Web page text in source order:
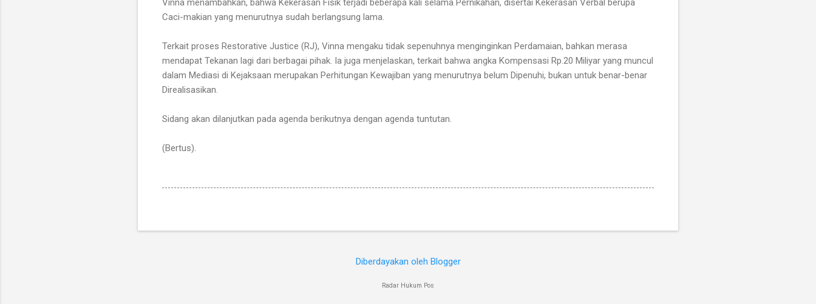
Vinna menambahkan, bahwa Kekerasan Fisik terjadi beberapa kali selama Pernikahan, disertai Kekerasan Verbal berupa
Caci-makian yang menurutnya sudah berlangsung lama.
Terkait proses Restorative Justice (RJ), Vinna mengaku tidak sepenuhnya menginginkan Perdamaian, bahkan merasa
mendapat Tekanan lagi dari berbagai pihak. Ia juga menjelaskan, terkait bahwa angka Kompensasi Rp.20 Miliyar yang muncul
dalam Mediasi di Kejaksaan merupakan Perhitungan Kewajiban yang menurutnya belum Dipenuhi, bukan untuk benar-benar
Direalisasikan.
Sidang akan dilanjutkan pada agenda berikutnya dengan agenda tuntutan.
(Bertus).
Diberdayakan oleh Blogger
Radar Hukum Pos